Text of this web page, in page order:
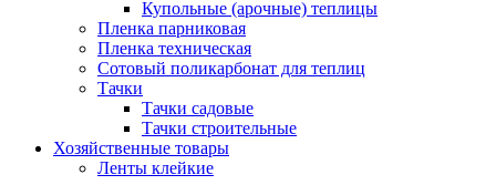
Купольные (арочные) теплицы
Пленка парниковая
Пленка техническая
Сотовый поликарбонат для теплиц
Тачки
Тачки садовые
Тачки строительные
Хозяйственные товары
Ленты клейкие